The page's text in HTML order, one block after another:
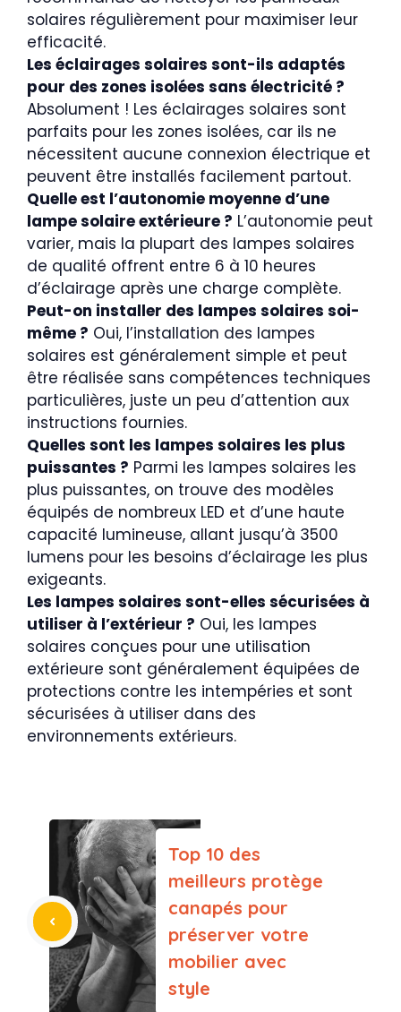
solaires régulièrement pour maximiser leur
efficacité.
Les éclairages solaires sont-ils adaptés
pour des zones isolées sans électricité ?
Absolument ! Les éclairages solaires sont
parfaits pour les zones isolées, car ils ne
nécessitent aucune connexion électrique et
peuvent être installés facilement partout.
Quelle est l’autonomie moyenne d’une
lampe solaire extérieure ? L’autonomie peut
varier, mais la plupart des lampes solaires
de qualité offrent entre 6 à 10 heures
d’éclairage après une charge complète.
Peut-on installer des lampes solaires soi-
même ? Oui, l’installation des lampes
solaires est généralement simple et peut
être réalisée sans compétences techniques
particulières, juste un peu d’attention aux
instructions fournies.
Quelles sont les lampes solaires les plus
puissantes ? Parmi les lampes solaires les
plus puissantes, on trouve des modèles
équipés de nombreux LED et d’une haute
capacité lumineuse, allant jusqu’à 3500
lumens pour les besoins d’éclairage les plus
exigeants.
Les lampes solaires sont-elles sécurisées à
utiliser à l’extérieur ? Oui, les lampes
solaires conçues pour une utilisation
extérieure sont généralement équipées de
protections contre les intempéries et sont
sécurisées à utiliser dans des
environnements extérieurs.
Top 10 des
meilleurs protège
canapés pour
préserver votre
mobilier avec
style